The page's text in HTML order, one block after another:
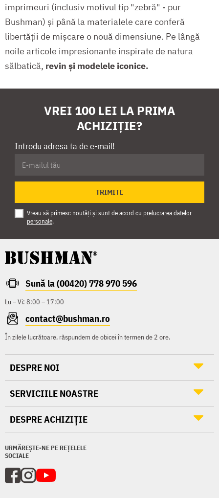
imprimeuri (inclusiv motivul tip "zebră" - pur
Bushman) și până la materialele care conferă
libertății de mișcare o nouă dimensiune. Pe lângă
noile articole impresionante inspirate de natura
sălbatică, revin și modelele iconice.
VREI 100 LEI LA PRIMA
ACHIZIȚIE?
Introdu adresa ta de e-mail!
TRIMITE
Vreau să primesc noutăți și sunt de acord cu prelucrarea datelor
personale.
Sună la (00420) 778 970 596
Lu – Vi: 8:00 – 17:00
contact@bushman.ro
În zilele lucrătoare, răspundem de obicei în termen de 2 ore.
URMĂREȘTE-NE PE REȚELELE
SOCIALE
DESPRE NOI
SERVICIILE NOASTRE
DESPRE ACHIZIȚIE